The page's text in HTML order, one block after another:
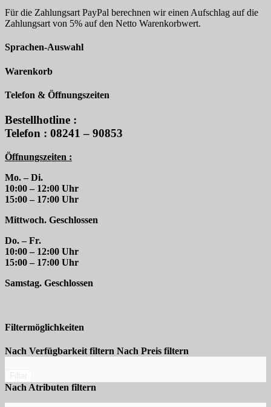
Für die Zahlungsart PayPal berechnen wir einen Aufschlag auf die
Zahlungsart von 5% auf den Netto Warenkorbwert.
Sprachen-Auswahl
Warenkorb
Telefon & Öffnungszeiten
Bestellhotline :
Telefon : 08241 – 90853
Öffnungszeiten :
Mo. – Di.
10:00 – 12:00 Uhr
15:00 – 17:00 Uhr
Mittwoch. Geschlossen
Do. – Fr.
10:00 – 12:00 Uhr
15:00 – 17:00 Uhr
Samstag. Geschlossen
Filtermöglichkeiten
Nach Verfügbarkeit filtern Nach Preis filtern
Nach Atributen filtern